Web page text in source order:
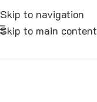
Skip to navigation
Skip to main content